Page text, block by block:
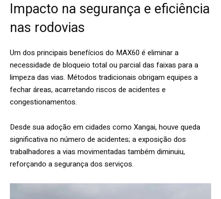
Impacto na segurança e eficiência
nas rodovias
Um dos principais benefícios do MAX60 é eliminar a
necessidade de bloqueio total ou parcial das faixas para a
limpeza das vias. Métodos tradicionais obrigam equipes a
fechar áreas, acarretando riscos de acidentes e
congestionamentos.
Desde sua adoção em cidades como Xangai, houve queda
significativa no número de acidentes; a exposição dos
trabalhadores a vias movimentadas também diminuiu,
reforçando a segurança dos serviços.